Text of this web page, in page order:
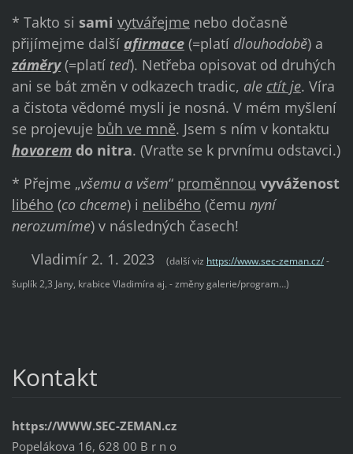
* Takto si sami vytvářejme nebo dočasně
přijímejme další afirmace(=platí dlouhodobě) a
záměry(=platí teď). Netřeba opisovat od druhých
ani se bát změn v odkazech tradic, ale ctít je. Víra
a čistota vědomé mysli je nosná. V mém myšlení
se projevuje bůh ve mně. Jsem s ním v kontaktu
hovoremdo nitra. (Vraťte se k prvnímu odstavci.)
* Přejme „všemu a všem“ proměnnou vyváženost
libého (co chceme) i nelibého (čemu nyní
nerozumíme) v následných časech!
Vladimír 2. 1. 2023
(další viz https://www.sec-zeman.cz/-
šuplík 2,3 Jany, krabice Vladimíra aj. - změny galerie/program…)
Kontakt
https://WWW.SEC-ZEMAN.cz
Popelákova 16, 628 00 B r n o